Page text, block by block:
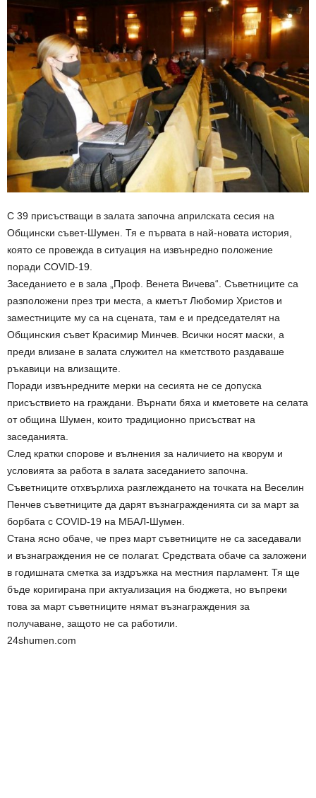
С 39 присъстващи в залата започна априлската сесия на
Общински съвет-Шумен. Тя е първата в най-новата история,
която се провежда в ситуация на извънредно положение
поради COVID-19.
Заседанието е в зала „Проф. Венета Вичева“. Съветниците са
разположени през три места, а кметът Любомир Христов и
заместниците му са на сцената, там е и председателят на
Общинския съвет Красимир Минчев. Всички носят маски, а
преди влизане в залата служител на кметството раздаваше
ръкавици на влизащите.
Поради извънредните мерки на сесията не се допуска
присъствието на граждани. Върнати бяха и кметовете на селата
от община Шумен, които традиционно присъстват на
заседанията.
След кратки спорове и вълнения за наличието на кворум и
условията за работа в залата заседанието започна.
Съветниците отхвърлиха разглеждането на точката на Веселин
Пенчев съветниците да дарят възнагражденията си за март за
борбата с COVID-19 на МБАЛ-Шумен.
Стана ясно обаче, че през март съветниците не са заседавали
и възнаграждения не се полагат. Средствата обаче са заложени
в годишната сметка за издръжка на местния парламент. Тя ще
бъде коригирана при актуализация на бюджета, но въпреки
това за март съветниците нямат възнаграждения за
получаване, защото не са работили.
24shumen.com